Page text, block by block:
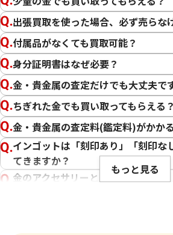
22金 (K22) ネックレス
39.2g
参考買取価格
1,072,500円
出張買取を使った場合、必ず売らな
付属品がなくても買取可能？
身分証明書はなぜ必要？
金・貴金属の査定だけでも大丈夫で
ちぎれた金でも買い取ってもらえる？
金・貴金属の査定料(鑑定料)がかか
インゴットは「刻印あり」「刻印な
てきますか？
金のアクセサリーとインゴットでは
もっと見る